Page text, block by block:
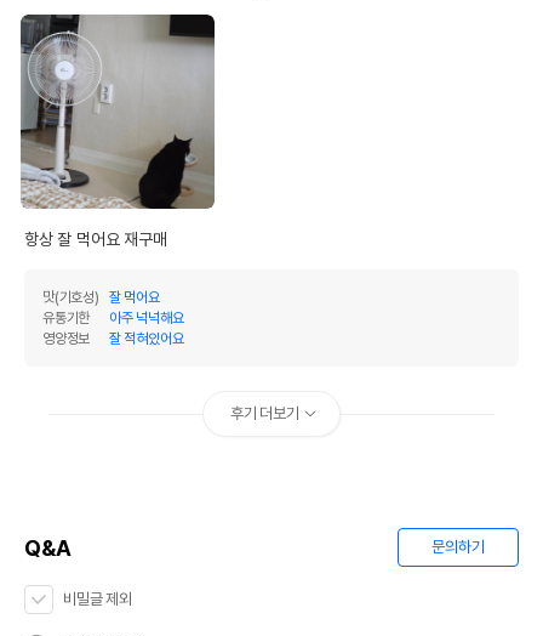
항상 잘 먹어요 재구매
맛(기호성)
잘 먹어요
유통기한
아주 넉넉해요
영양정보
잘 적혀있어요
후기 더보기
Q&A 문의하기
비밀글 제외